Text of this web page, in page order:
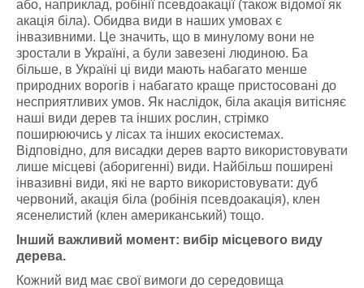
або, наприклад, робінії псевдоакації (також відомої як
акація біла). Обидва види в наших умовах є
інвазивними. Це значить, що в минулому вони не
зростали в Україні, а були завезені людиною. Ба
більше, в Україні ці види мають набагато менше
природних ворогів і набагато краще пристосовані до
несприятливих умов. Як наслідок, біла акація витісняє
наші види дерев та інших рослин, стрімко
поширюючись у лісах та інших екосистемах.
Відповідно, для висадки дерев варто використовувати
лише місцеві (аборигенні) види. Найбільш поширені
інвазивні види, які не варто використовувати: дуб
червоний, акація біла (робінія псевдоакація), клен
ясенелистий (клен американський) тощо.
Інший важливий момент: вибір місцевого виду
дерева.
Кожний вид має свої вимоги до середовища